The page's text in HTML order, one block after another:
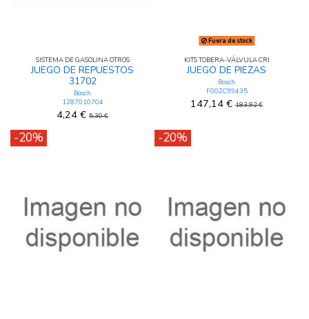
SISTEMA DE GASOLINA OTROS
JUEGO DE REPUESTOS
31702
Bosch
1287010704
4,24 € 5,30 €
Fuera de stock
KITS TOBERA-VÁLVULA CRI
JUEGO DE PIEZAS
Bosch
F00ZC99435
147,14 € 183,92 €
-20% -20%